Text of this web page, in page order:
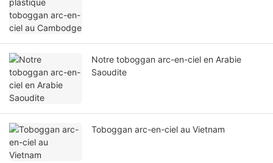
Notre toboggan arc-en-ciel en Arabie
Saoudite
Toboggan arc-en-ciel au Vietnam